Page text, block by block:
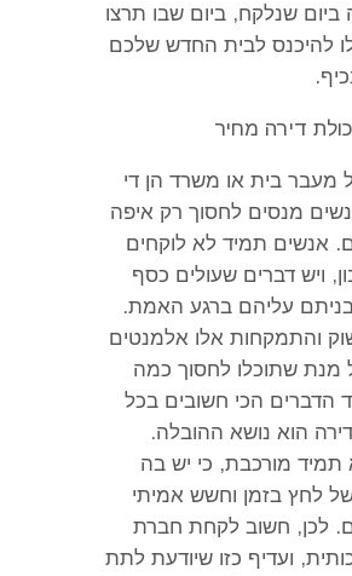
ביום שנלקח, ביום שבו תרצו
להיכנס לבית החדש שלכם
.
מעבר בית או משרד הן די
מנסים לחסוך רק איפה
. אנשים תמיד לא לוקחים
, ויש דברים שעולים כסף
בניתם עליהם ברגע האמת.
והתמקחות אלו אלמנטים
מנת שתוכלו לחסוך כמה
הדברים הכי חשובים בכל
הוא נושא ההובלה.
תמיד מורכבת, כי יש בה
לחץ בזמן וחשש אמיתי
. לכן, חשוב לקחת חברת
, ועדיף כזו שיודעת לתת